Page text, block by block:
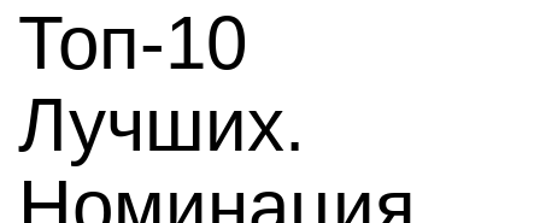
Топ-10
Лучших.